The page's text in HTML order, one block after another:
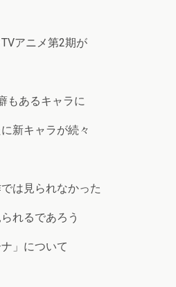
アニメ第2期が
もあるキャラに
新キャラが続々
は見られなかった
れるであろう
」について